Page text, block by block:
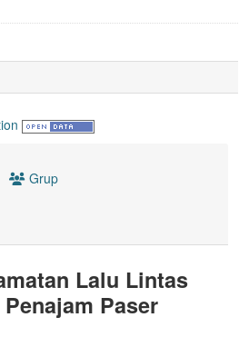
Grup
Lalu Lintas
Paser